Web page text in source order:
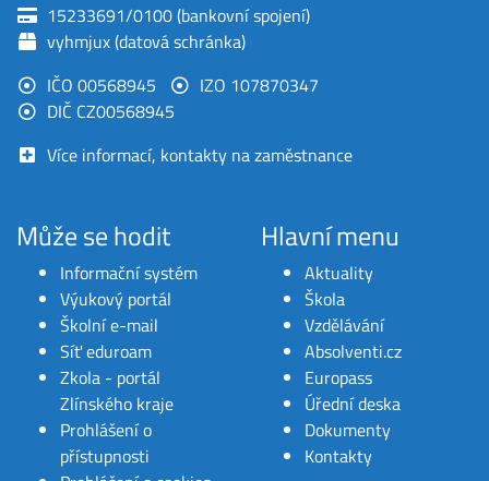
15233691/0100 (bankovní spojení)
vyhmjux (datová schránka)
IČO 00568945
IZO 107870347
DIČ CZ00568945
Více informací, kontakty na zaměstnance
Může se hodit
Informační systém
Výukový portál
Školní e-mail
Síť eduroam
Zkola - portál
Zlínského kraje
Prohlášení o
přístupnosti
Hlavní menu
Aktuality
Škola
Vzdělávání
Absolventi.cz
Europass
Úřední deska
Dokumenty
Kontakty